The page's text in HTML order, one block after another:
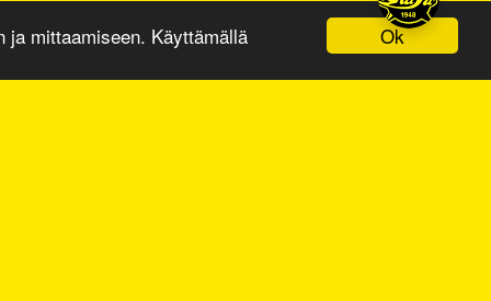
Ok
ja mittaamiseen. Käyttämällä